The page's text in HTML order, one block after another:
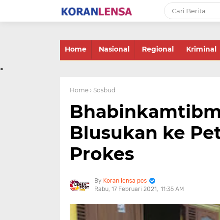
Home Nasional Regional Kriminal
.
Home › Sosbud
Blusukan ke
Prokes
Koran lensa pos
Rabu, 17 Februari 2021
11:35 AM